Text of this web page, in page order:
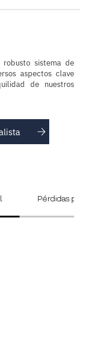
robusto sistema de
aspectos clave
de nuestros
Pérdidas